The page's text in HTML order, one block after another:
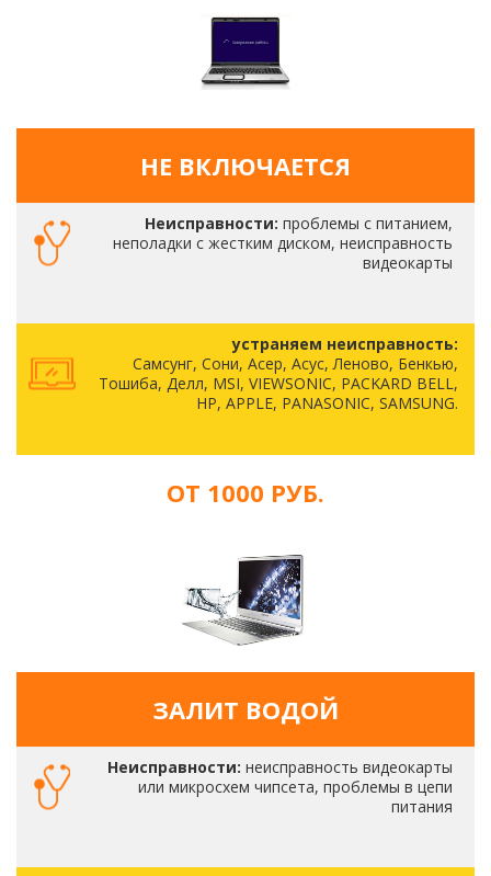
НЕ ВКЛЮЧАЕТСЯ
Неисправности: проблемы с питанием,
неполадки с жестким диском, неисправность
видеокарты
устраняем неисправность:
Самсунг, Сони, Асер, Асус, Леново, Бенкью,
Тошиба, Делл, MSI, VIEWSONIC, PACKARD BELL,
HP, APPLE, PANASONIC, SAMSUNG.
ОТ 1000 РУБ.
ЗАЛИТ ВОДОЙ
Неисправности: неисправность видеокарты
или микросхем чипсета, проблемы в цепи
питания